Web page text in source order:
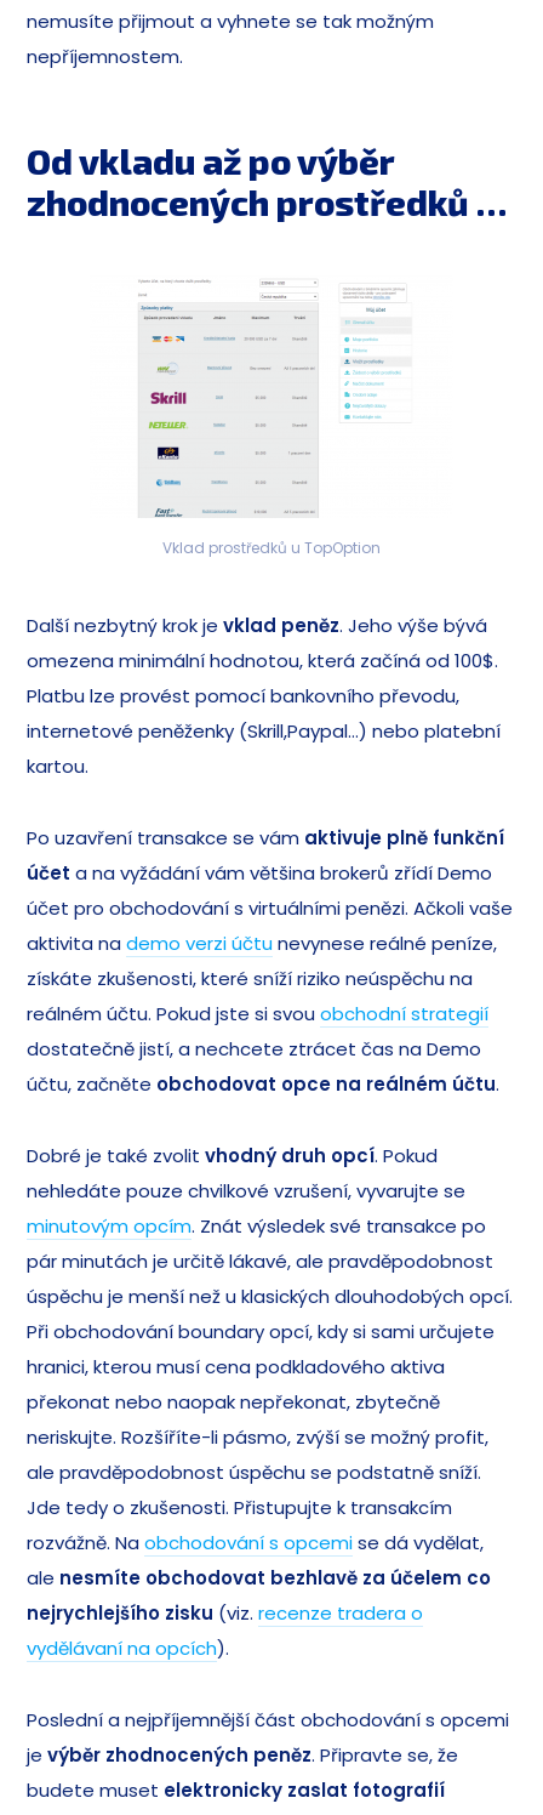
nemusíte přijmout a vyhnete se tak možným
nepříjemnostem.
Od vkladu až po výběr
zhodnocených prostředků …
Vklad prostředků u TopOption
Další nezbytný krok jevklad peněz. Jeho výše bývá
omezena minimální hodnotou, která začíná od 100$.
Platbu lze provést pomocí bankovního převodu,
internetové peněženky (Skrill,Paypal…) nebo platební
kartou.
Po uzavření transakce se vám aktivuje plně funkční
účet a na vyžádání vám většina brokerů zřídíDemo
účet pro obchodování s virtuálními penězi. Ačkoli vaše
aktivita nademo verzi účtunevynese reálné peníze,
získáte zkušenosti, které sníží riziko neúspěchu na
reálném účtu. Pokud jste si svouobchodní strategií
dostatečně jistí, a nechcete ztrácet čas na Demo
účtu, začněte obchodovat opce na reálném účtu.
Dobré je také zvolit vhodný druh opcí. Pokud
nehledáte pouze chvilkové vzrušení, vyvarujte se
minutovým opcím. Znát výsledek své transakce po
pár minutách je určitě lákavé, ale pravděpodobnost
úspěchu je menší než u klasických dlouhodobých opcí.
Při obchodování boundary opcí, kdy si sami určujete
hranici, kterou musí cena podkladového aktiva
překonat nebo naopak nepřekonat, zbytečně
neriskujte. Rozšíříte-li pásmo, zvýší se možný profit,
ale pravděpodobnost úspěchu se podstatně sníží.
Jde tedy o zkušenosti. Přistupujte k transakcím
rozvážně. Naobchodování s opcemise dá vydělat,
ale nesmíte obchodovat bezhlavě za účelem co
nejrychlejšího zisku (viz.recenze tradera o
vydělávaní na opcích).
Poslední a nejpříjemnější část obchodování s opcemi
je výběr zhodnocených peněz. Připravte se, že
budete muset elektronicky zaslat fotografií